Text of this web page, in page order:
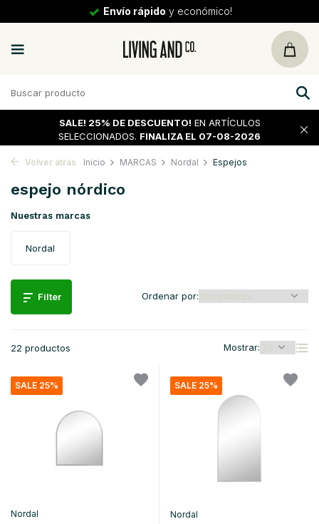
Envío rápidoy económico!
SALE! 25% DE DESCUENTO! EN ARTÍCULOS
SELECCIONADOS. FINALIZA EL 07-08-2026
Volver atrás Inicio MARCAS Nordal Espejos
espejo nórdico
Nuestras marcas
Nordal
Filter
22 productos Mostrar:
Ordenar por:
SALE 25%
Nordal
SALE 25%
Nordal